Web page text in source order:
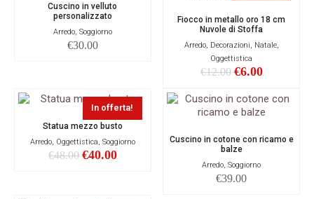
Cuscino in velluto
personalizzato
Arredo, Soggiorno
€30.00
Fiocco in metallo oro 18 cm
Nuvole di Stoffa
Arredo, Decorazioni, Natale,
Oggettistica
€12.00 €6.00
In offerta!
Statua mezzo busto
Arredo, Oggettistica, Soggiorno
€48.00 €40.00
Cuscino in cotone con ricamo e
balze
Arredo, Soggiorno
€39.00